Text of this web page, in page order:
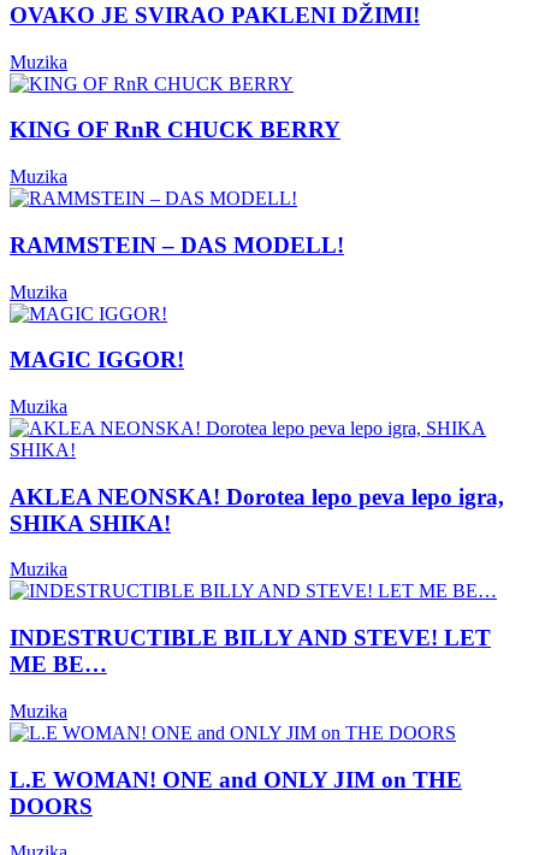
OVAKO JE SVIRAO PAKLENI DŽIMI!
Muzika
KING OF RnR CHUCK BERRY
Muzika
RAMMSTEIN – DAS MODELL!
Muzika
MAGIC IGGOR!
Muzika
AKLEA NEONSKA! Dorotea lepo peva lepo igra,
SHIKA SHIKA!
Muzika
INDESTRUCTIBLE BILLY AND STEVE! LET
ME BE…
Muzika
L.E WOMAN! ONE and ONLY JIM on THE
DOORS